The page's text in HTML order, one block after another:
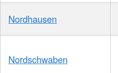
Nordhausen
Nordschwaben